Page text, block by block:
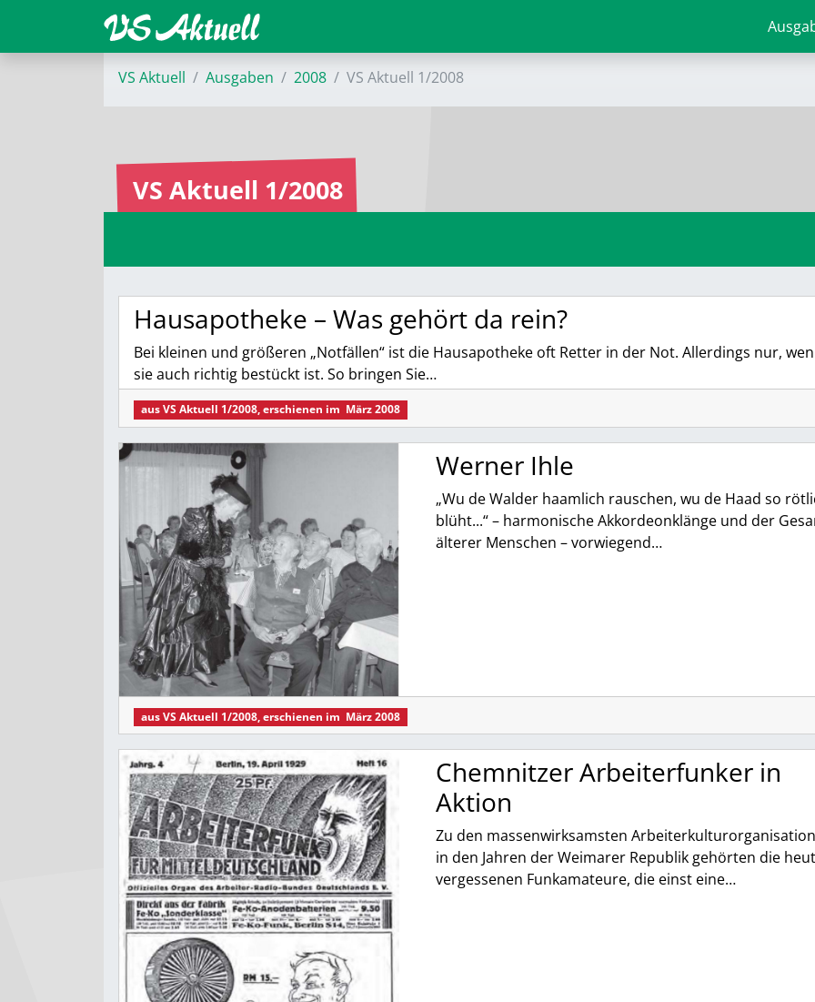
VS Aktuell Ausgaben 2008 VS Aktuell 1/2008
VS Aktuell 1/2008
Hausapotheke – Was gehört da rein?
Bei kleinen und größeren „Notfällen“ ist die Hausapotheke oft Retter in der Not. Allerdings nur,
sie auch richtig bestückt ist. So bringen Sie…
ausVS Aktuell 1/2008, erschienen im März 2008
Werner Ihle
„Wu de Walder haamlich rauschen, wu de Haad so
blüht...“ – harmonische Akkordeonklänge und der
älterer Menschen – vorwiegend…
ausVS Aktuell 1/2008, erschienen im März 2008
Chemnitzer Arbeiterfunker in
Aktion
Zu den massenwirksamsten
in den Jahren der Weimarer Republik gehörten die
vergessenen Funkamateure, die einst eine…